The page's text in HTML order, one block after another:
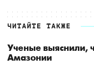
ЧИТАЙТЕ ТАКЖЕ
Ученые выяснили,
Амазонии